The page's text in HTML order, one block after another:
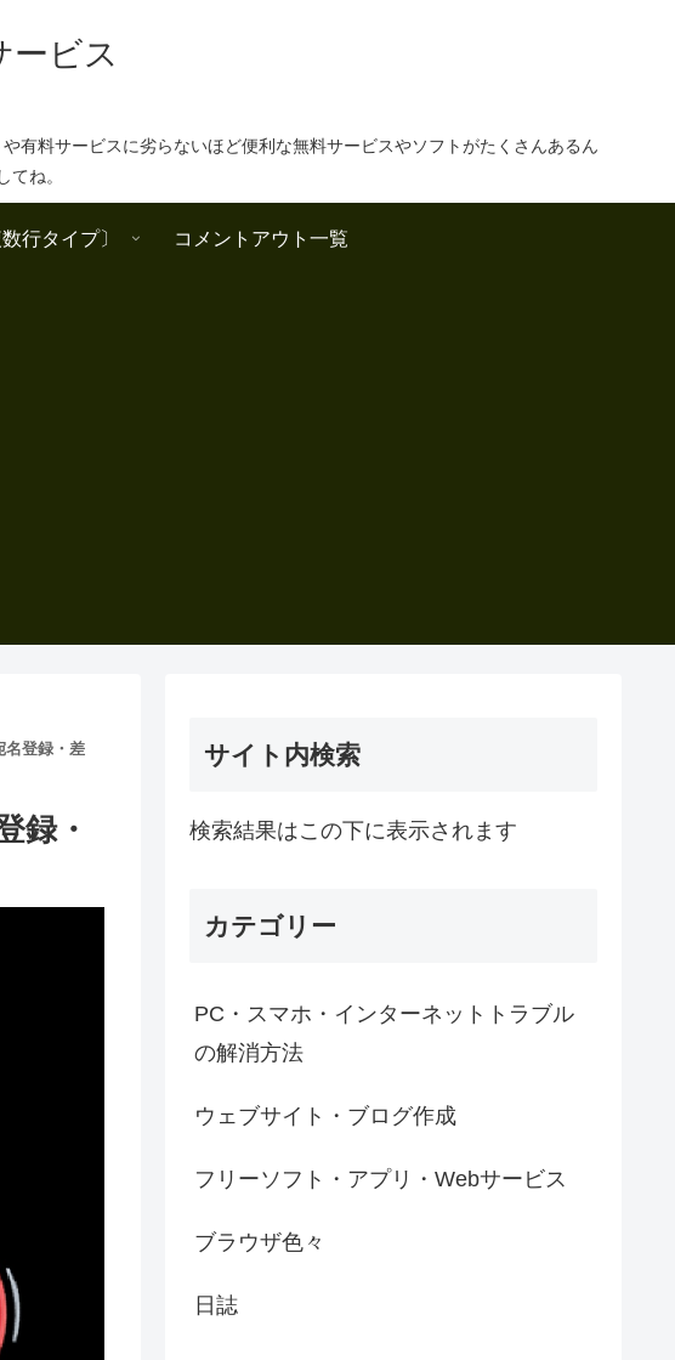
ービス
有料サービスに劣らないほど便利な無料サービスやソフトがたくさんあるん
ね。
行タイプ〕 コメントアウト一覧
名登録・差
録・
サイト内検索
検索結果はこの下に表示されます
カテゴリー
PC・スマホ・インターネットトラブル
の解消方法
ウェブサイト・ブログ作成
フリーソフト・アプリ・Webサービス
ブラウザ色々
日誌